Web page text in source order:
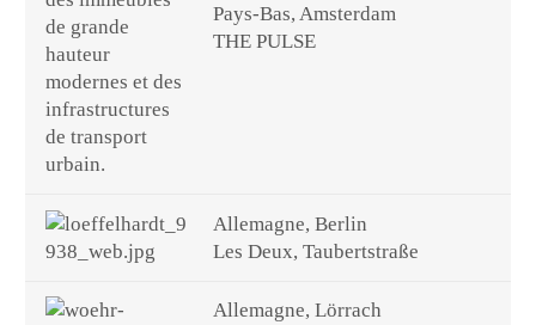
Pays-Bas, Amsterdam
THE PULSE
Allemagne, Berlin
Les Deux, Taubertstraße
Allemagne, Lörrach